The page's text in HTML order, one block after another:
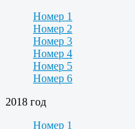
Номер 1
Номер 2
Номер 3
Номер 4
Номер 5
Номер 6
2018 год
Номер 1